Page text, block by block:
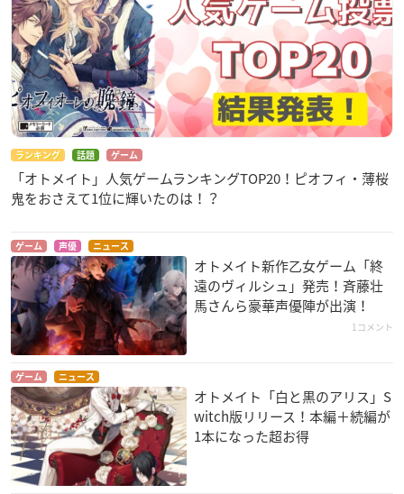
【出演】
ルデル・クロイツ：寺島惇太
リアン・ イェブラム：細谷佳正
クアト・ヘルトリング：江口拓也
ジル・ ハニッシュ：小野賢章
ユナカ・ギースベルト：野上翔
ラチア・フィーリッツ：鈴代紗弓
ガネット：緒方恵美 ほか
※敬称略
ランキング 話題 ゲーム
「オトメイト」人気ゲームランキングTOP20！ピオフィ・薄桜
鬼をおさえて1位に輝いたのは！？
ゲーム 声優 ニュース
オトメイト新作乙女ゲーム「終
遠のヴィルシュ」発売！斉藤壮
馬さんら豪華声優陣が出演！
1コメント
ゲーム ニュース
オトメイト「白と黒のアリス」S
witch版リリース！本編＋続編が
1本になった超お得